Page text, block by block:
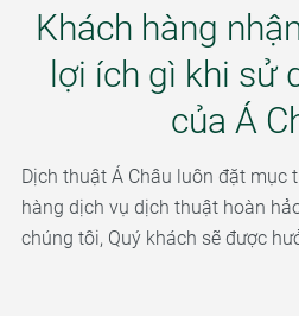
Khách hàng
lợi ích gì khi sử
của Á
Dịch thuật Á Châu luôn đặt mục
hàng dịch vụ dịch thuật hoàn
chúng tôi, Quý khách sẽ được